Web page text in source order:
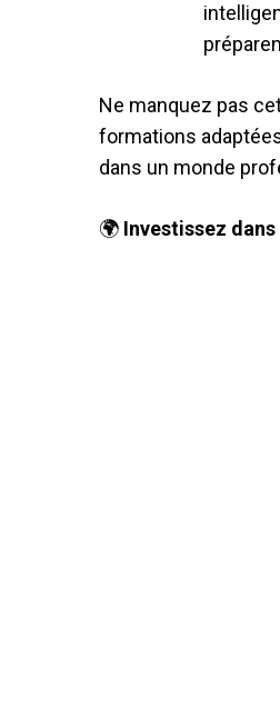
Ne manquez pas
formations
dans un monde
🌍 Investissez